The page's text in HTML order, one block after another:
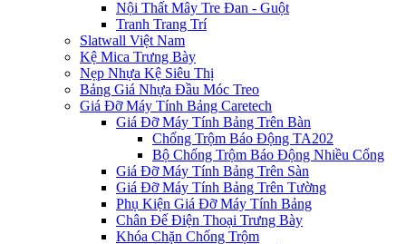
Nội Thất Mây Tre Đan - Guột
Tranh Trang Trí
Slatwall Việt Nam
Kệ Mica Trưng Bày
Nẹp Nhựa Kệ Siêu Thị
Bảng Giá Nhựa Đầu Móc Treo
Giá Đỡ Máy Tính Bảng Caretech
Giá Đỡ Máy Tính Bảng Trên Bàn
Chống Trộm Báo Động TA202
Bộ Chống Trộm Báo Động Nhiều Cổng
Giá Đỡ Máy Tính Bảng Trên Sàn
Giá Đỡ Máy Tính Bảng Trên Tường
Phụ Kiện Giá Đỡ Máy Tính Bảng
Chân Đế Điện Thoại Trưng Bày
Khóa Chặn Chống Trộm